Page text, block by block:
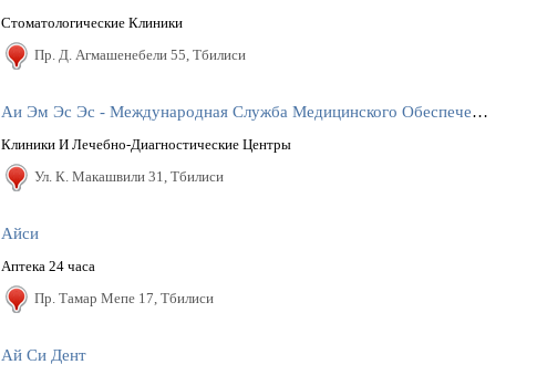
Стоматологические Клиники
Пр. Д. Агмашенебели 55, Тбилиси
Аи Эм Эс Эс - Международная Служба Медицинского Обеспечения
Клиники И Лечебно-Диагностические Центры
Ул. К. Макашвили 31, Тбилиси
Айси
Аптека 24 часа
Пр. Тамар Мепе 17, Тбилиси
Ай Си Дент